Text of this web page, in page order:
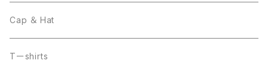
Cap ＆ Hat
Tーshirts